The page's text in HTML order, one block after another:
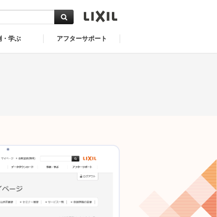
・学ぶ アフターサポート